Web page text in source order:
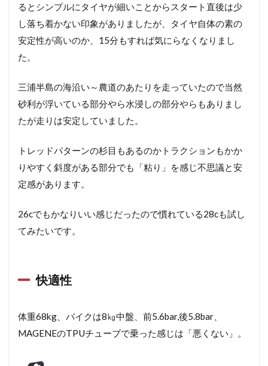
るとシンプルにタイヤが細いことからスタート直後は少
し落ち着かない印象がありましたが、タイヤ自体の素の
安定性が高いのか、15分もすれば気にらなくなりまし
た。
三浦半島の海沿い～農道のあたりを走っていたので当然
砂利が浮いている部分やら水浸しの部分やらもありまし
たが走りは安定していました。
トレッドパターンの杉目もあるのかトラクションもかか
りやすく斜度がある部分でも「粘り」を感じ不思議と安
定感があります。
26cでもかなりいい感じだったので慣れている28cも試し
てみたいです。
快適性
体重68kg、バイクは8㎏中盤、前5.6bar,後5.8bar、
MAGENEのTPUチューブで乗った感じは「悪くない」。